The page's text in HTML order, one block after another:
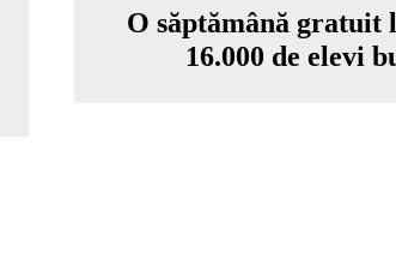
O săptămână gratuit
16.000 de elevi